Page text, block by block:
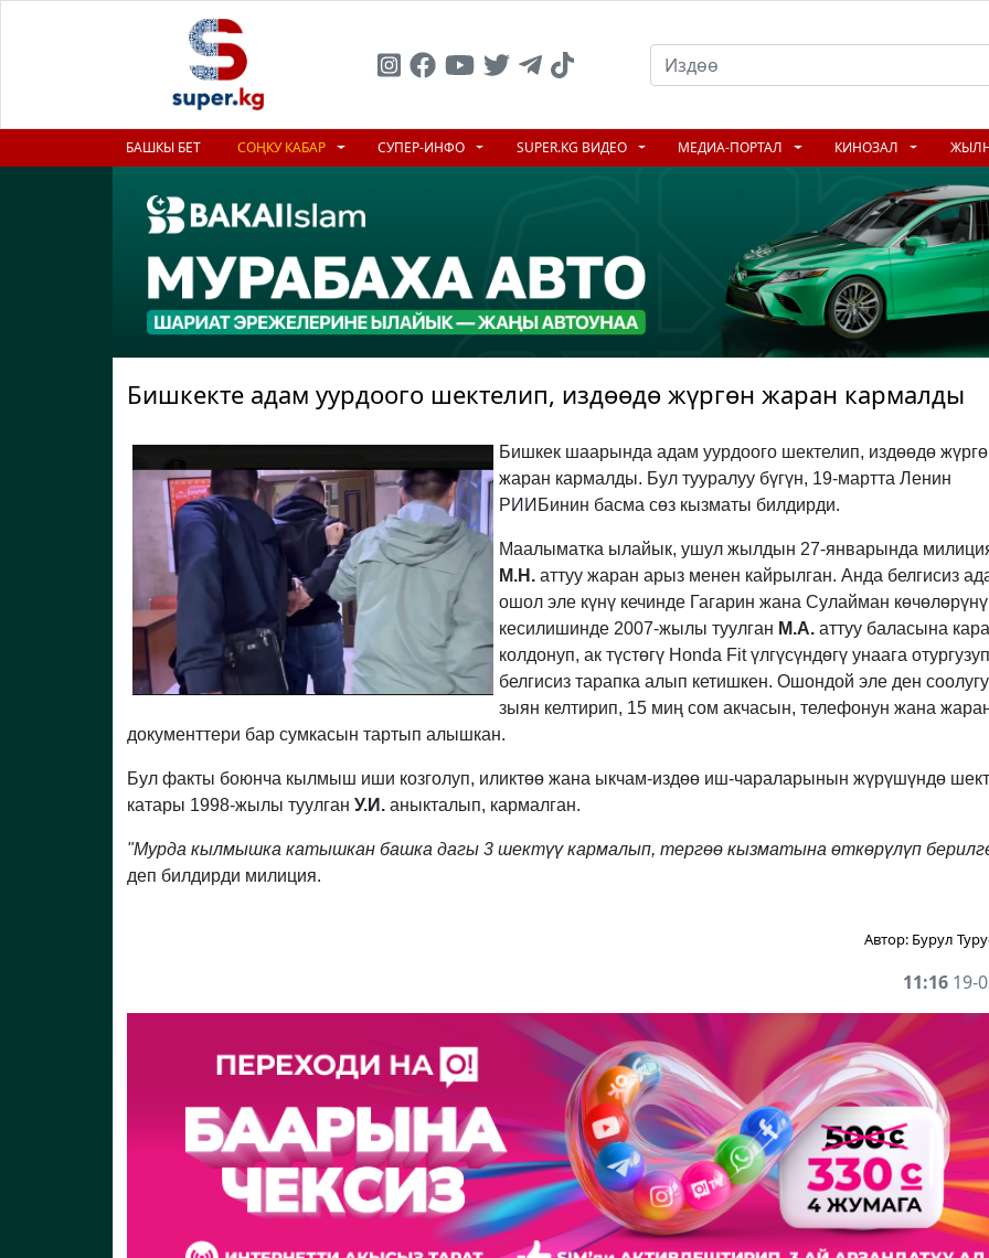
БАШКЫ БЕТ СОҢКУ КАБАР СУПЕР-ИНФО SUPER.KG ВИДЕО МЕДИА-ПОРТАЛ КИНОЗАЛ
Бишкекте адам уурдоого шектелип, издөөдө жүргөн жаран кармалды
Бишкек шаарында адам уурдоого шектелип, издөөдө
жаран кармалды. Бул тууралуу бүгүн, 19-мартта Ленин
РИИБинин басма сөз кызматы билдирди.
Маалыматка ылайык, ушул жылдын 27-январында
М.Н. аттуу жаран арыз менен кайрылган. Анда белгисиз
ошол эле күнү кечинде Гагарин жана Сулайман
кесилишинде 2007-жылы туулган М.А. аттуу баласына
колдонуп, ак түстөгү Honda Fit үлгүсүндөгү унаага
белгисиз тарапка алып кетишкен. Ошондой эле ден
зыян келтирип, 15 миң сом акчасын, телефонун жана
документтери бар сумкасын тартып алышкан.
Бул факты боюнча кылмыш иши козголуп, иликтөө жана ыкчам-издөө иш-чараларынын жүрүшүндө
катары 1998-жылы туулган У.И. аныкталып, кармалган.
"Мурда кылмышка катышкан башка дагы 3 шектүү кармалып, тергөө кызматына өткөрүлүп
деп билдирди милиция.
Автор: Бурул
11:1619-